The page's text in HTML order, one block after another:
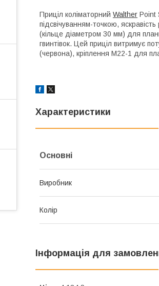
Приціл коліматорний Walther Point
підсвічуванням-точкою,
(кільце діаметром 30 мм) для
гвинтівок. Цей приціл витримує
(червона), кріплення M22-1 для
Характеристики
Основні
Виробник
Колір
Інформація для